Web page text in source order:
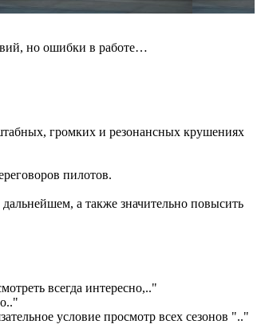
но ошибки в работе…
громких и резонансных крушениях
пилотов.
а также значительно повысить
всегда интересно,.."
.."
условие просмотр всех сезонов ".."